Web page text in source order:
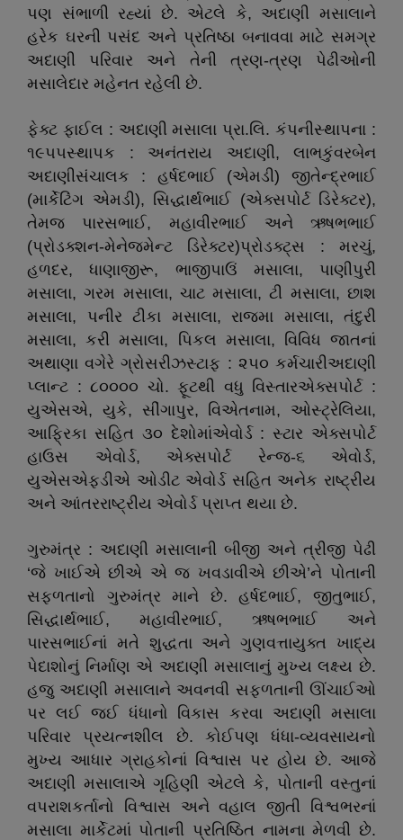
પણ સંભાળી રહ્યાં છે. એટલે કે, અદાણી મસાલાને
હરેક ઘરની પસંદ અને પ્રતિષ્ઠા બનાવવા માટે સમગ્ર
અદાણી પરિવાર અને તેની ત્રણ-ત્રણ પેઢીઓની
મસાલેદાર મહેનત રહેલી છે.
ફેક્ટ ફાઈલ : અદાણી મસાલા પ્રા.લિ. કંપનીસ્થાપના :
૧૯૫૫સ્થાપક : અનંતરાય અદાણી, લાભકુંવરબેન
અદાણીસંચાલક : હર્ષદભાઈ (એમડી) જીતેન્દ્રભાઈ
(માર્કેટિંગ એમડી), સિદ્ધાર્થભાઈ (એક્સપોર્ટ ડિરેક્ટર),
તેમજ પારસભાઈ, મહાવીરભાઈ અને ઋષભભાઈ
(પ્રોડક્શન-મેનેજમેન્ટ ડિરેક્ટર)પ્રોડક્ટ્સ : મરચું,
હળદર, ધાણાજીરૂ, ભાજીપાઉં મસાલા, પાણીપુરી
મસાલા, ગરમ મસાલા, ચાટ મસાલા, ટી મસાલા, છાશ
મસાલા, પનીર ટીકા મસાલા, રાજમા મસાલા, તંદુરી
મસાલા, કરી મસાલા, પિકલ મસાલા, વિવિધ જાતનાં
અથાણા વગેરે ગ્રોસરીઝસ્ટાફ : ૨૫૦ કર્મચારીઅદાણી
પ્લાન્ટ : ૮૦૦૦૦ ચો. ફૂટથી વધુ વિસ્તારએક્સપોર્ટ :
યુએસએ, યુકે, સીંગાપુર, વિએતનામ, ઓસ્ટ્રેલિયા,
આફ્રિકા સહિત ૩૦ દેશોમાંએવોર્ડ : સ્ટાર એક્સપોર્ટ
હાઉસ એવોર્ડ, એક્સપોર્ટ રેન્જ-૬ એવોર્ડ,
યુએસએફડીએ ઓડીટ એવોર્ડ સહિત અનેક રાષ્ટ્રીય
અને આંતરરાષ્ટ્રીય એવોર્ડ પ્રાપ્ત થયા છે.
ગુરુમંત્ર : અદાણી મસાલાની બીજી અને ત્રીજી પેઢી
‘જે ખાઈએ છીએ એ જ ખવડાવીએ છીએ’ને પોતાની
સફળતાનો ગુરુમંત્ર માને છે. હર્ષદભાઈ, જીતુભાઈ,
સિદ્ધાર્થભાઈ, મહાવીરભાઈ, ઋષભભાઈ અને
પારસભાઈનાં મતે શુદ્ધતા અને ગુણવત્તાયુક્ત ખાદ્ય
પેદાશોનું નિર્માણ એ અદાણી મસાલાનું મુખ્ય લક્ષ્ય છે.
હજુ અદાણી મસાલાને અવનવી સફળતાની ઊંચાઈઓ
પર લઈ જઈ ધંધાનો વિકાસ કરવા અદાણી મસાલા
પરિવાર પ્રયત્નશીલ છે. કોઈપણ ધંધા-વ્યવસાયનો
મુખ્ય આધાર ગ્રાહકોનાં વિશ્વાસ પર હોય છે. આજે
અદાણી મસાલાએ ગૃહિણી એટલે કે, પોતાની વસ્તુનાં
વપરાશકર્તાનો વિશ્વાસ અને વહાલ જીતી વિશ્વભરનાં
મસાલા માર્કેટમાં પોતાની પ્રતિષ્ઠિત નામના મેળવી છે.